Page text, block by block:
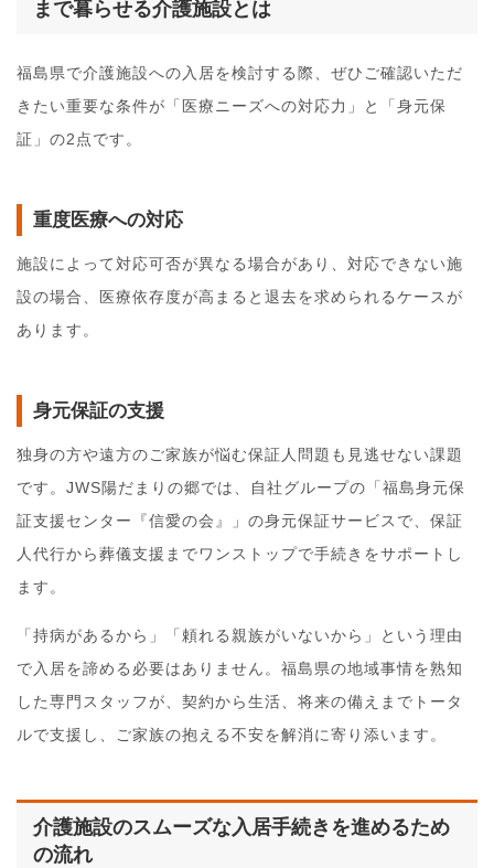
まで暮らせる介護施設とは
福島県で介護施設への入居を検討する際、ぜひご確認いただ
きたい重要な条件が「医療ニーズへの対応力」と「身元保
証」の2点です。
重度医療への対応
施設によって対応可否が異なる場合があり、対応できない施
設の場合、医療依存度が高まると退去を求められるケースが
あります。
身元保証の支援
独身の方や遠方のご家族が悩む保証人問題も見逃せない課題
です。JWS陽だまりの郷では、自社グループの「福島身元保
証支援センター『信愛の会』」の身元保証サービスで、保証
人代行から葬儀支援までワンストップで手続きをサポートし
ます。
「持病があるから」「頼れる親族がいないから」という理由
で入居を諦める必要はありません。福島県の地域事情を熟知
した専門スタッフが、契約から生活、将来の備えまでトータ
ルで支援し、ご家族の抱える不安を解消に寄り添います。
介護施設のスムーズな入居手続きを進めるため
の流れ